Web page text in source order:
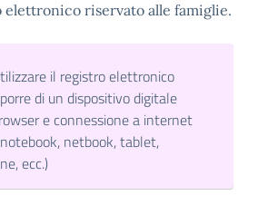
elettronico riservato alle famiglie.
il registro elettronico
di un dispositivo digitale
e connessione a internet
netbook, tablet,
ecc.)